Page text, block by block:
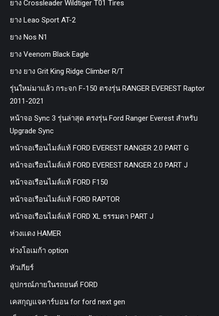
ยาง Crossleader Wildtiger T01 Tires
ยาง Leao Sport AT-2
ยาง Nos N1
ยาง Veenom Black Eagle
ยาง ยาง Grit King Ridge Climber R/T
รุ่นใหม่มาแล้ว กระจก F-150 ตรงรุ่น RANGER EVEREST Raptor
2011-2021
หน้าจอ Sync 3 รุ่นล่าสุด ตรงรุ่น Ford Ranger Everest สำหรับ
Upgrade Sync
หน้าจอเรือนไมล์แท้ FORD EVEREST RANGER 2.0 PART G
หน้าจอเรือนไมล์แท้ FORD EVEREST RANGER 2.0 PART J
หน้าจอเรือนไมล์แท้ FORD F150
หน้าจอเรือนไมล์แท้ FORD RAPTOR
หน้าจอเรือนไมล์แท้ FORD XL ธรรมดา PART J
ห่วงแดง HAMER
ห่วงโอเมก้า option
หัวเกียร์
อุปกรณ์ภายในรถยนต์ FORD
เคสกุญแจคาร์บอน for ford next gen